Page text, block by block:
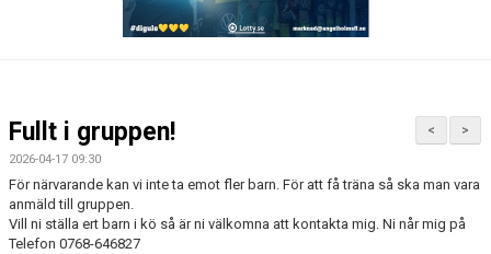
BILDGALLERI
DOKUMENT
KONTAKT
>
<
Fullt i gruppen!
2026-04-17 09:30
För närvarande kan vi inte ta emot fler barn. För att få träna så ska man vara
anmäld till gruppen.
Vill ni ställa ert barn i kö så är ni välkomna att kontakta mig. Ni når mig på
Telefon 0768-646827